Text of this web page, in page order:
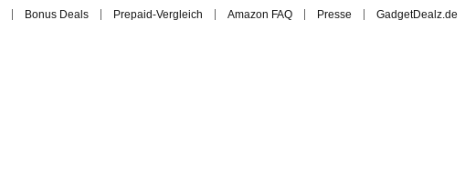
Bonus Deals Prepaid-Vergleich Amazon FAQ Presse GadgetDealz.de